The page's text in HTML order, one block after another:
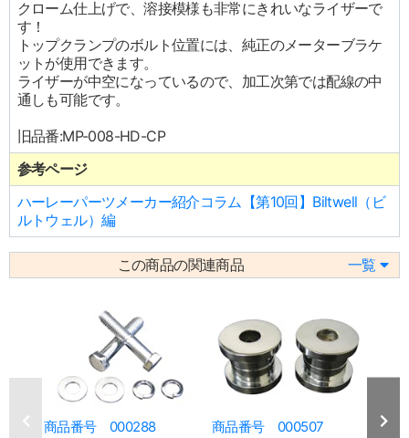
クローム仕上げで、溶接模様も非常にきれいなライザーで
す！
トップクランプのボルト位置には、純正のメーターブラケ
ットが使用できます。
ライザーが中空になっているので、加工次第では配線の中
通しも可能です。
旧品番:MP-008-HD-CP
参考ページ
ハーレーパーツメーカー紹介コラム【第10回】Biltwell（ビ
ルトウェル）編
この商品の関連商品 一覧
商品番号 000288 商品番号 000507 商